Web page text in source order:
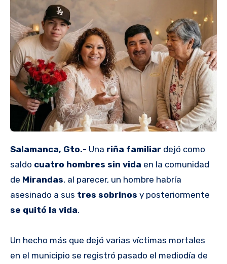
Salamanca, Gto.- Una riña familiar dejó como
saldo cuatro hombres sin vida en la comunidad
de Mirandas, al parecer, un hombre habría
asesinado a sus tres sobrinos y posteriormente
se quitó la vida.
Un hecho más que dejó varias víctimas mortales
en el municipio se registró pasado el mediodía de